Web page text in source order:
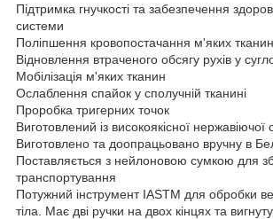
Підтримка гнучкості та забезпечення
системи
Поліпшення кровопостачання м'яких тканин
Відновлення втраченого обсягу рухів у
Мобілізація м'яких тканин
Ослаблення спайок у сполучній тканині
Проробка тригерних точок
Виготовлений із високоякісної нержавіючої
Виготовлено та доопрацьовано вручну в
Поставляється з нейлоновою сумкою для
транспортування
Потужний інструмент IASTM для обробки
тіла. Має дві ручки на двох кінцях та